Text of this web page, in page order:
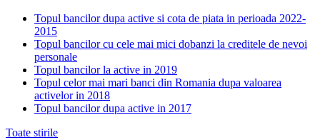
Topul bancilor dupa active si cota de piata in perioada 2022-
2015
Topul bancilor cu cele mai mici dobanzi la creditele de nevoi
personale
Topul bancilor la active in 2019
Topul celor mai mari banci din Romania dupa valoarea
activelor in 2018
Topul bancilor dupa active in 2017
Toate stirile